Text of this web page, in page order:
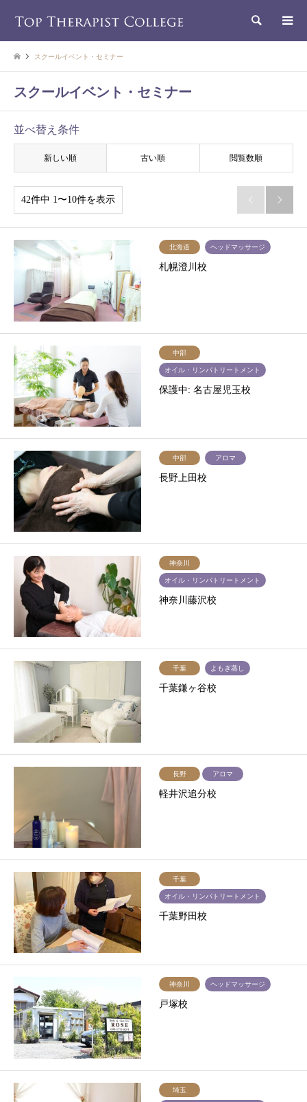
検索
スクールイベント・セミナー
スクールイベント・セミナー
並べ替え条件
新しい順 古い順 閲覧数順
42件中 1〜10件を表示  
北海道 ヘッドマッサージ
札幌澄川校
中部
オイル・リンパトリートメント
保護中: 名古屋児玉校
中部 アロマ
長野上田校
神奈川
オイル・リンパトリートメント
神奈川藤沢校
千葉 よもぎ蒸し
千葉鎌ヶ谷校
長野 アロマ
軽井沢追分校
千葉
オイル・リンパトリートメント
千葉野田校
神奈川 ヘッドマッサージ
戸塚校
埼玉